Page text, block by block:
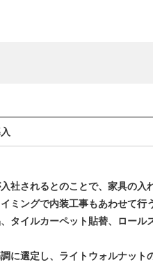
社されるとのことで、家具の入
ミングで内装工事もあわせて行
タイルカーペット貼替、ロール
に選定し、ライトウォルナット